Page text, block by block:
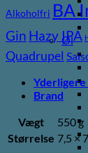
Øl
Alkoholfri BA
Gin Hazy IPA
Quadrupel
Brand
Vægt
550 g
Størrelse 7,5 ×